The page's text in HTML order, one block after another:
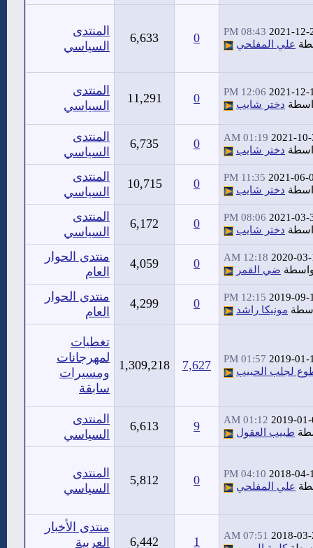
2021-12-
08:43 PM
علي المفلحي 0
6,633
المنتدى
السياسي
2021-12-
12:06 PM
دختر شايب 0
11,291
المنتدى
السياسي
2021-
01:19 AM
دختر شايب 0
6,735
المنتدى
السياسي
2021-06-
11:35 PM
دختر شايب 0
10,715
المنتدى
السياسي
2021-03-
08:06 PM
دختر شايب 0
6,172
المنتدى
السياسي
2020-
12:18 AM
ضي القمر 0
4,059
منتدى الحوار
العام
2019-09-
12:15 PM
مونيكا راشد 0
4,299
منتدى الحوار
العام
2019-01-
01:57 PM
لجلب الحبيب
7,627
1,309,218
تغطيات
لمهرجانات
ومسيرات
سابقة
2019-
01:12 AM
طبيب العقول 9
6,613
المنتدى
السياسي
2018-04-
04:10 PM
علي المفلحي 0
5,812
المنتدى
السياسي
2018-
07:51 AM
1
6,442
منتدى الأخبار
العربية